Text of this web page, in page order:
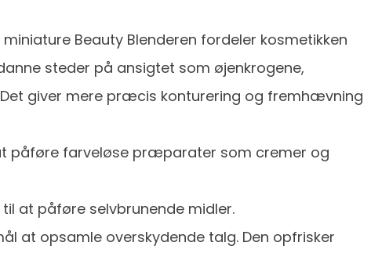
miniature Beauty Blenderen fordeler kosmetikken
steder på ansigtet som øjenkrogene,
giver mere præcis konturering og fremhævning
påføre farveløse præparater som cremer og
at påføre selvbrunende midler.
at opsamle overskydende talg. Den opfrisker